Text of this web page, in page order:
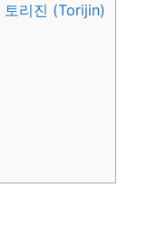
토리진 (Torijin)